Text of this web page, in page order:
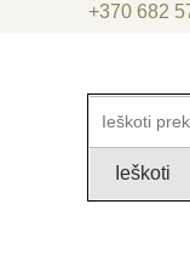
+370 682
Ieškoti